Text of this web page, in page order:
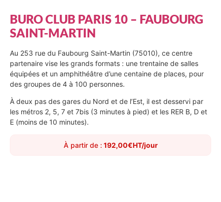
BURO CLUB PARIS 10 – FAUBOURG
SAINT-MARTIN
Au 253 rue du Faubourg Saint-Martin (75010), ce centre
partenaire vise les grands formats : une trentaine de salles
équipées et un amphithéâtre d’une centaine de places, pour
des groupes de 4 à 100 personnes.
À deux pas des gares du Nord et de l’Est, il est desservi par
les métros 2, 5, 7 et 7bis (3 minutes à pied) et les RER B, D et
E (moins de 10 minutes).
À partir de : 192,00€HT/jour